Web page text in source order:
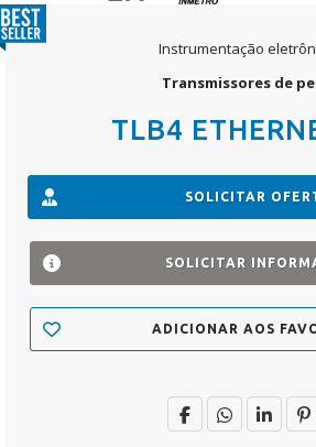
Instrumentação
Transmissores de
TLB4
SOLICITAR
SOLICITAR
ADICIONAR AOS